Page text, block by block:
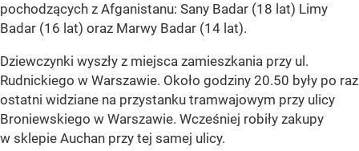
pochodzących z Afganistanu: Sany Badar (18 lat) Limy
Badar (16 lat) oraz Marwy Badar (14 lat).
Dziewczynki wyszły z miejsca zamieszkania przy ul.
Rudnickiego w Warszawie. Około godziny 20.50 były po raz
ostatni widziane na przystanku tramwajowym przy ulicy
Broniewskiego w Warszawie. Wcześniej robiły zakupy
w sklepie Auchan przy tej samej ulicy.